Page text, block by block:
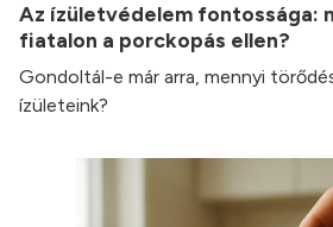
Az ízületvédelem fontossága:
fiatalon a porckopás ellen?
Gondoltál-e már arra, mennyi
ízületeink?